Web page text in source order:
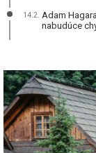
14.2. Adam
nabudúce